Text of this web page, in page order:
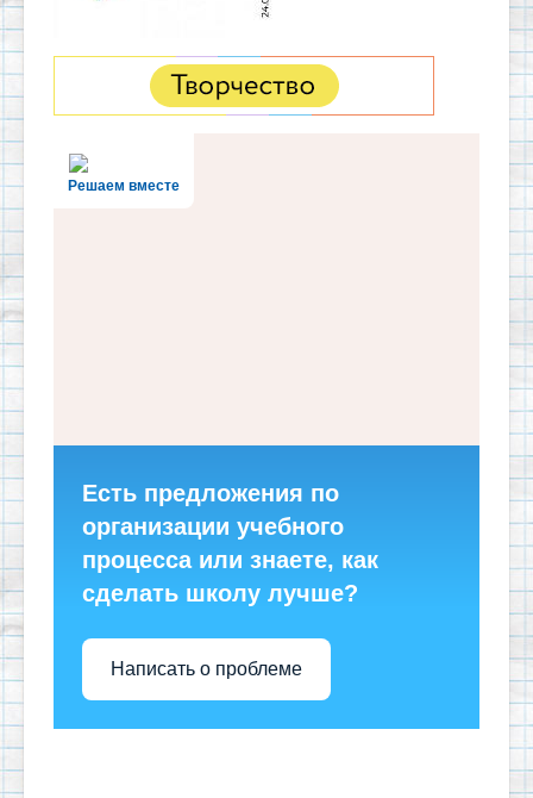
Решаем вместе
Есть предложения по
организации учебного
процесса или знаете, как
сделать школу лучше?
Написать о проблеме